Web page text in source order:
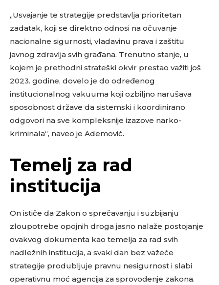
„Usvajanje te strategije predstavlja prioritetan
zadatak, koji se direktno odnosi na očuvanje
nacionalne sigurnosti, vladavinu prava i zaštitu
javnog zdravlja svih građana. Trenutno stanje, u
kojem je prethodni strateški okvir prestao važiti još
2023. godine, dovelo je do određenog
institucionalnog vakuuma koji ozbiljno narušava
sposobnost države da sistemski i koordinirano
odgovori na sve kompleksnije izazove narko-
kriminala“, naveo je Ademović.
Temelj za rad
institucija
On ističe da Zakon o sprečavanju i suzbijanju
zloupotrebe opojnih droga jasno nalaže postojanje
ovakvog dokumenta kao temelja za rad svih
nadležnih institucija, a svaki dan bez važeće
strategije produbljuje pravnu nesigurnost i slabi
operativnu moć agencija za sprovođenje zakona.